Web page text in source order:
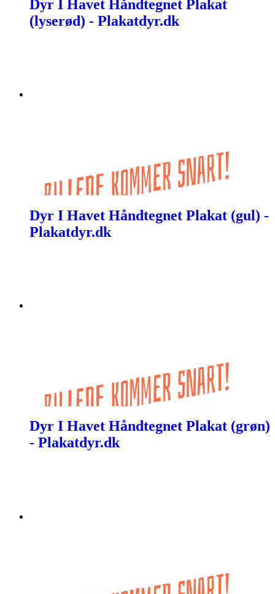
Dyr I Havet Håndtegnet Plakat
(lyserød) - Plakatdyr.dk
Dyr I Havet Håndtegnet Plakat (gul) -
Plakatdyr.dk
Dyr I Havet Håndtegnet Plakat (grøn)
- Plakatdyr.dk